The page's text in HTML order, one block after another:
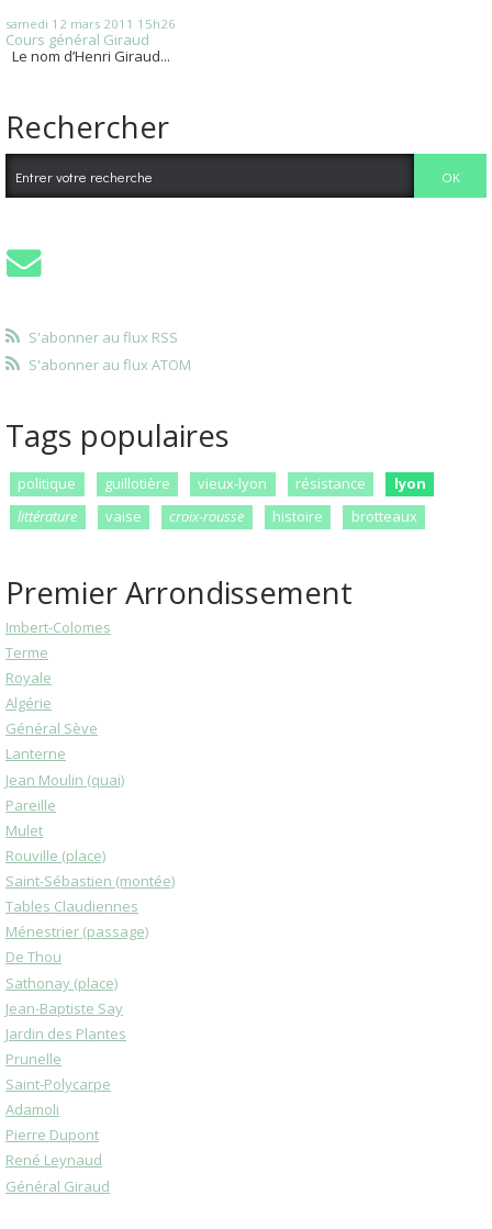
samedi 12 mars 2011 15h26
Cours général Giraud
Le nom d’Henri Giraud...
Rechercher
S'abonner au flux RSS
S'abonner au flux ATOM
Tags populaires
politique guillotière vieux-lyon résistance
lyon
littérature
vaise croix-rousse histoire brotteaux
Premier Arrondissement
Imbert-Colomes
Terme
Royale
Algérie
Général Sève
Lanterne
Jean Moulin (quai)
Pareille
Mulet
Rouville (place)
Saint-Sébastien (montée)
Tables Claudiennes
Ménestrier (passage)
De Thou
Sathonay (place)
Jean-Baptiste Say
Jardin des Plantes
Prunelle
Saint-Polycarpe
Adamoli
Pierre Dupont
René Leynaud
Général Giraud